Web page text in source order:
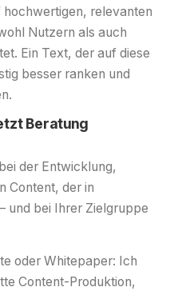
relevanten
Nutzern als auch
Ein Text, der auf diese
besser ranken und
Beratung
der Entwicklung,
Content, der in
und bei Ihrer Zielgruppe
oder Whitepaper: Ich
Content-Produktion,